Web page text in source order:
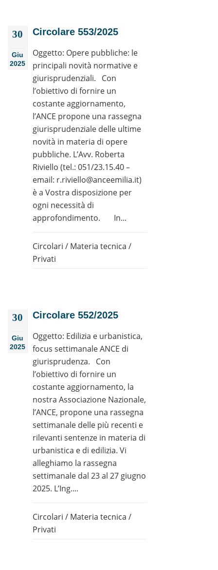
30
Giu
2025
Circolare 553/2025
Oggetto: Opere pubbliche: le
principali novità normative e
giurisprudenziali. Con
l’obiettivo di fornire un
costante aggiornamento,
l’ANCE propone una rassegna
giurisprudenziale delle ultime
novità in materia di opere
pubbliche. L’Avv. Roberta
Riviello (tel.: 051/23.15.40 –
email: r.riviello@anceemilia.it)
è a Vostra disposizione per
ogni necessità di
approfondimento. In...
Circolari / Materia tecnica /
Privati
30
Giu
2025
Circolare 552/2025
Oggetto: Edilizia e urbanistica,
focus settimanale ANCE di
giurisprudenza. Con
l’obiettivo di fornire un
costante aggiornamento, la
nostra Associazione Nazionale,
l’ANCE, propone una rassegna
settimanale delle più recenti e
rilevanti sentenze in materia di
urbanistica e di edilizia. Vi
alleghiamo la rassegna
settimanale dal 23 al 27 giugno
2025. L’Ing....
Circolari / Materia tecnica /
Privati